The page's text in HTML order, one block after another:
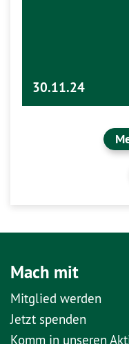
30.11.24
Mach mit
Mitglied werden
Jetzt spenden
Komm in unseren